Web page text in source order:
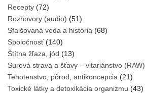
Recepty (72)
Rozhovory (audio) (51)
Sfalšovaná veda a história (68)
Spoločnosť(140)
Štítna žľaza, jód (13)
Surová strava a šťavy – vitariánstvo (RAW)
Tehotenstvo, pôrod, antikoncepcia (21)
Toxické látky a detoxikácia organizmu (43)